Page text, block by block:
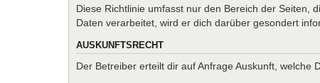
Diese Richtlinie umfasst nur den Bereich der Seiten,
Daten verarbeitet, wird er dich darüber gesondert
AUSKUNFTSRECHT
Der Betreiber erteilt dir auf Anfrage Auskunft, welche